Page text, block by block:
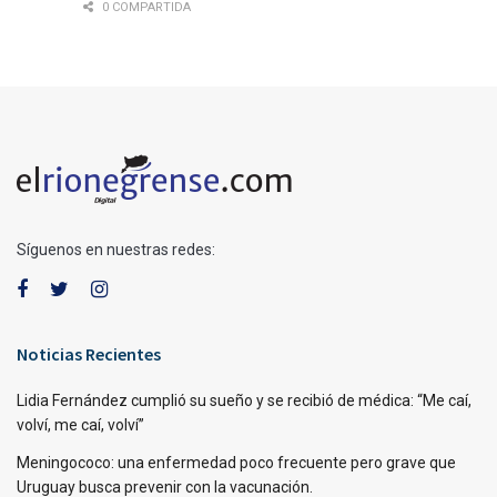
0 COMPARTIDA
Síguenos en nuestras redes:
Noticias Recientes
Lidia Fernández cumplió su sueño y se recibió de médica: “Me caí,
volví, me caí, volví”
Meningococo: una enfermedad poco frecuente pero grave que
Uruguay busca prevenir con la vacunación.